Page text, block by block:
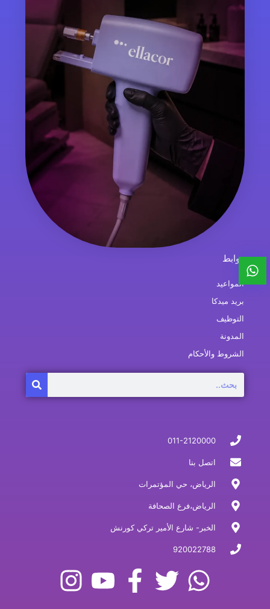
011-2120000
اتصل بنا
الرياض، حي المؤتمرات
الرياض،فرع الصحافة
الخبر- شارع الأمير تركي كورنش
920022788
W
T
F
Y
I
روابط
المواعيد
بريد ميدكا
التوظيف
المدونة
الشروط والأحكام